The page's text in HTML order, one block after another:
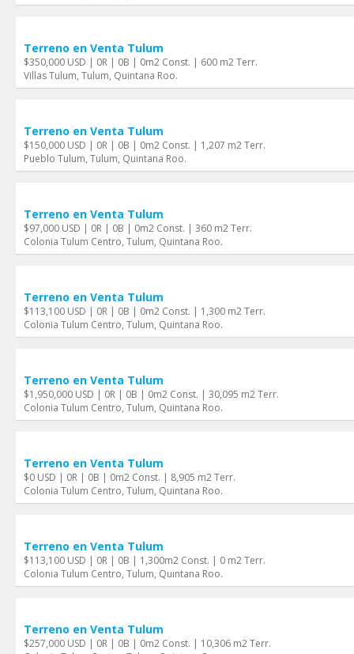
Terreno en Venta Tulum
$350,000 USD | 0R | 0B | 0m2 Const. | 600 m2 Terr.
Villas Tulum, Tulum, Quintana Roo.
Terreno en Venta Tulum
$150,000 USD | 0R | 0B | 0m2 Const. | 1,207 m2 Terr.
Pueblo Tulum, Tulum, Quintana Roo.
Terreno en Venta Tulum
$97,000 USD | 0R | 0B | 0m2 Const. | 360 m2 Terr.
Colonia Tulum Centro, Tulum, Quintana Roo.
Terreno en Venta Tulum
$113,100 USD | 0R | 0B | 0m2 Const. | 1,300 m2 Terr.
Colonia Tulum Centro, Tulum, Quintana Roo.
Terreno en Venta Tulum
$1,950,000 USD | 0R | 0B | 0m2 Const. | 30,095 m2 Terr.
Colonia Tulum Centro, Tulum, Quintana Roo.
Terreno en Venta Tulum
$0 USD | 0R | 0B | 0m2 Const. | 8,905 m2 Terr.
Colonia Tulum Centro, Tulum, Quintana Roo.
Terreno en Venta Tulum
$113,100 USD | 0R | 0B | 1,300m2 Const. | 0 m2 Terr.
Colonia Tulum Centro, Tulum, Quintana Roo.
Terreno en Venta Tulum
$257,000 USD | 0R | 0B | 0m2 Const. | 10,306 m2 Terr.